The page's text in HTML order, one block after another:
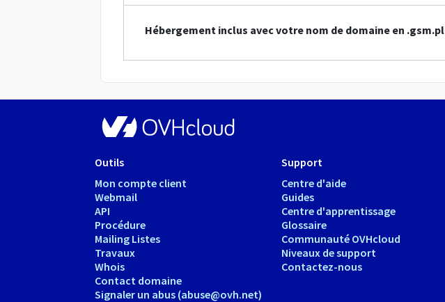
Hébergement inclus avec votre nom de domaine en .gsm.pl
Outils
Mon compte client
Webmail
API
Procédure
Mailing Listes
Travaux
Whois
Contact domaine
Signaler un abus (abuse@ovh.net)
Support
Centre d'aide
Guides
Centre d'apprentissage
Glossaire
Communauté OVHcloud
Niveaux de support
Contactez-nous